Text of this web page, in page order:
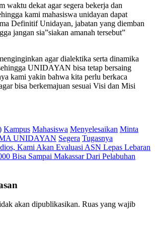
waktu dekat agar segera bekerja dan
kami mahasiswa unidayan dapat
Definitif Unidayan, jabatan yang diemban
jangan sia”siakan amanah tersebut”
agar dialektika serta dinamika
UNIDAYAN bisa tetap bersaing
kami yakin bahwa kita perlu berkaca
bisa berkemajuan sesuai Visi dan Misi
Kampus Mahasiswa Menyelesaikan Minta
UNIDAYAN Segera Tugasnya
Kami Akan Evaluasi ASN Lepas Lebaran
Bisa Sampai Makassar Dari Pelabuhan
akan dipublikasikan. Ruas yang wajib